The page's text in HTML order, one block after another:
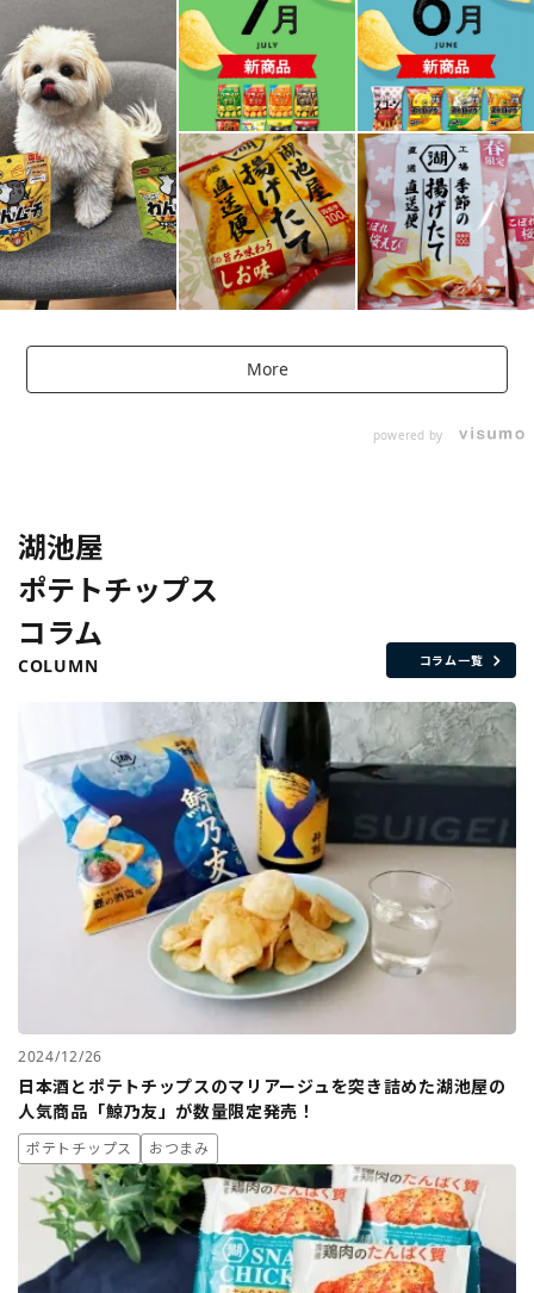
More
powered by
湖池屋
ポテトチップス
コラム
COLUMN コラム一覧
2024/12/26
日本酒とポテトチップスのマリアージュを突き詰めた湖池屋の
人気商品「鯨乃友」が数量限定発売！
ポテトチップス おつまみ